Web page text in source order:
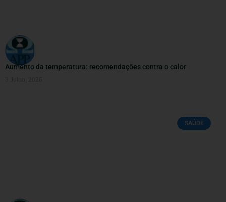
Aumento da temperatura: recomendações contra o calor
SAÚDE